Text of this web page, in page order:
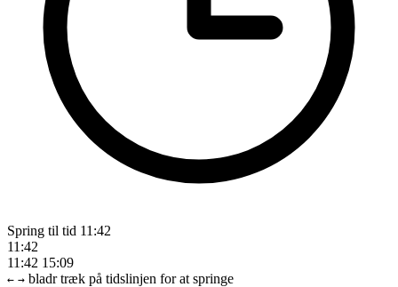
Spring til tid 11:42
11:42
11:42 15:09
← → bladr træk på tidslinjen for at springe